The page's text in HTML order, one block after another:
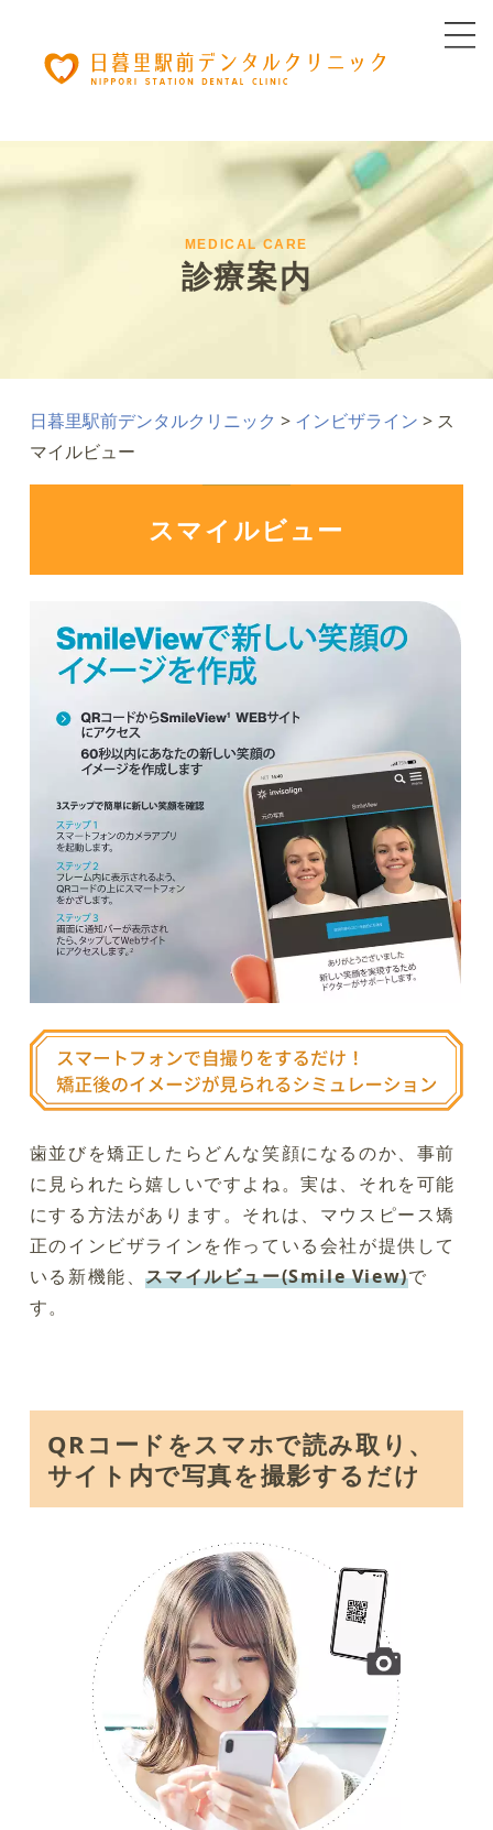
MEDICAL CARE
診療案内
日暮里駅前デンタルクリニック > インビザライン > ス
マイルビュー
スマイルビュー
歯並びを矯正したらどんな笑顔になるのか、事前
に見られたら嬉しいですよね。実は、それを可能
にする方法があります。それは、マウスピース矯
正のインビザラインを作っている会社が提供して
いる新機能、スマイルビュー(Smile View)で
す。
QRコードをスマホで読み取り、
サイト内で写真を撮影するだけ